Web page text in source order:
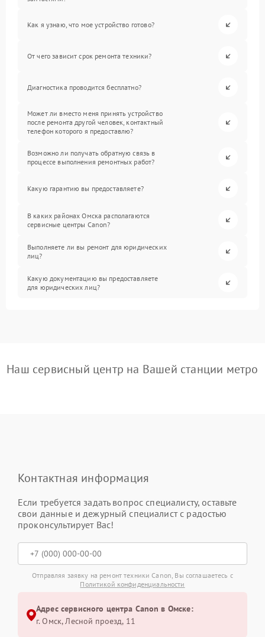
Как я узнаю, что мое устройство готово?
От чего зависит срок ремонта техники?
Диагностика проводится бесплатно?
Может ли вместо меня принять устройство
после ремонта другой человек, контактный
телефон которого я предоставлю?
Возможно ли получать обратную связь в
процессе выполнения ремонтных работ?
Какую гарантию вы предоставляете?
В каких районах Омска располагаются
сервисные центры Canon?
Выполняете ли вы ремонт для юридических
лиц?
Какую документацию вы предоставляете
для юридических лиц?
Наш сервисный центр на Вашей станции метро
Контактная информация
Если требуется задать вопрос специалисту, оставьте
свои данные и дежурный специалист с радостью
проконсультирует Вас!
Отправляя заявку на ремонт техники Canon, Вы соглашаетесь с
Политикой конфиденциальности
Адрес сервисного центра Canon в Омске:
г. Омск, ​Лесной проезд, 11